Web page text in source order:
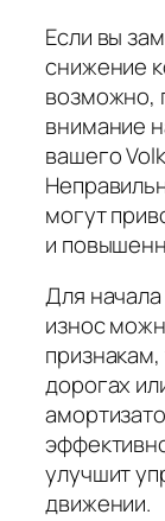
Если вы
снижение
возможно,
внимание
вашего
могут
и
Для
износ
дорогах
улучшит
движении.